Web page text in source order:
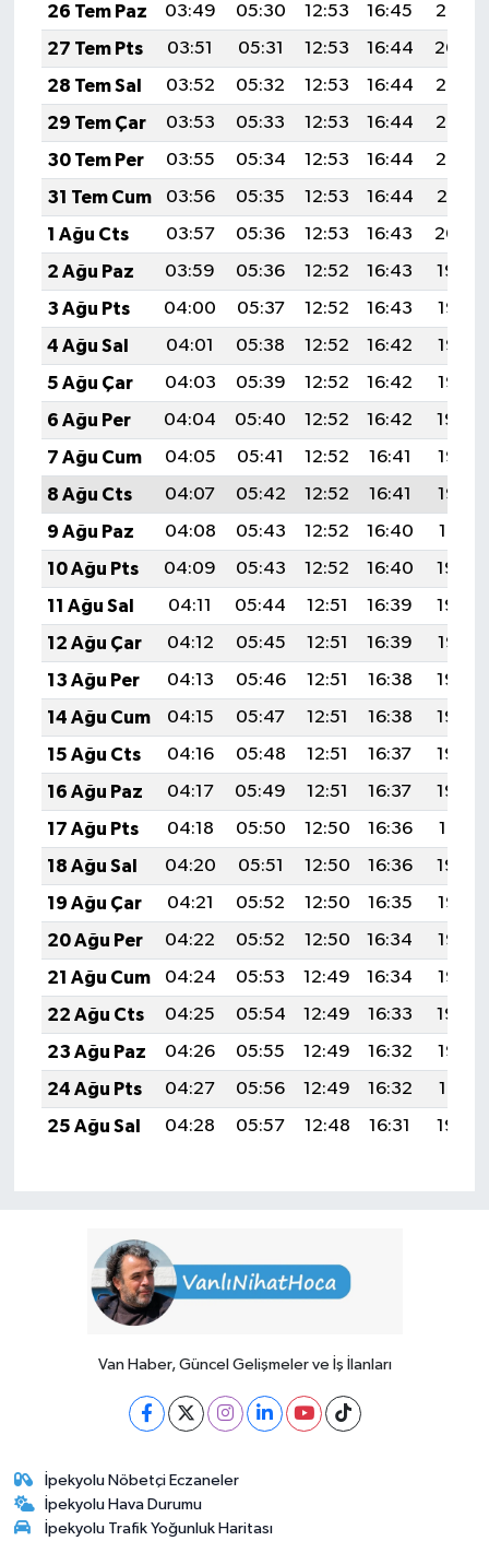
26 Tem Paz
03:49 05:30 12:53 16:45
20:05
27 Tem Pts
03:51 05:31 12:53 16:44
20:04
28 Tem Sal
03:52 05:32 12:53 16:44
20:03
29 Tem Çar
03:53 05:33 12:53 16:44
20:02
30 Tem Per
03:55 05:34 12:53 16:44
20:02
31 Tem Cum
03:56 05:35 12:53 16:44
20:01
1 Ağu Cts
03:57 05:36 12:53 16:43
20:00
2 Ağu Paz
03:59 05:36 12:52 16:43
19:59
3 Ağu Pts
04:00 05:37 12:52 16:43
19:58
4 Ağu Sal
04:01 05:38 12:52 16:42
19:57
5 Ağu Çar
04:03 05:39 12:52 16:42
19:55
6 Ağu Per
04:04 05:40 12:52 16:42
19:54
7 Ağu Cum
04:05 05:41 12:52 16:41
19:53
8 Ağu Cts
04:07 05:42 12:52 16:41
19:52
9 Ağu Paz
04:08 05:43 12:52 16:40
19:51
10 Ağu Pts
04:09 05:43 12:52 16:40
19:50
11 Ağu Sal
04:11 05:44 12:51 16:39
19:49
12 Ağu Çar
04:12 05:45 12:51 16:39
19:47
13 Ağu Per
04:13 05:46 12:51 16:38
19:46
14 Ağu Cum
04:15 05:47 12:51 16:38
19:45
15 Ağu Cts
04:16 05:48 12:51 16:37
19:44
16 Ağu Paz
04:17 05:49 12:51 16:37
19:42
17 Ağu Pts
04:18 05:50 12:50 16:36
19:41
18 Ağu Sal
04:20 05:51 12:50 16:36
19:40
19 Ağu Çar
04:21 05:52 12:50 16:35
19:38
20 Ağu Per
04:22 05:52 12:50 16:34
19:37
21 Ağu Cum
04:24 05:53 12:49 16:34
19:36
22 Ağu Cts
04:25 05:54 12:49 16:33
19:34
23 Ağu Paz
04:26 05:55 12:49 16:32
19:33
24 Ağu Pts
04:27 05:56 12:49 16:32
19:31
25 Ağu Sal
04:28 05:57 12:48 16:31 19:30
Van Haber, Güncel Gelişmeler ve İş İlanları
İpekyolu Nöbetçi Eczaneler
İpekyolu Hava Durumu
İpekyolu Trafik Yoğunluk Haritası